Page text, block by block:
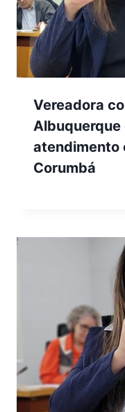
Vereadora
Albuquerque
atendimento
Corumbá